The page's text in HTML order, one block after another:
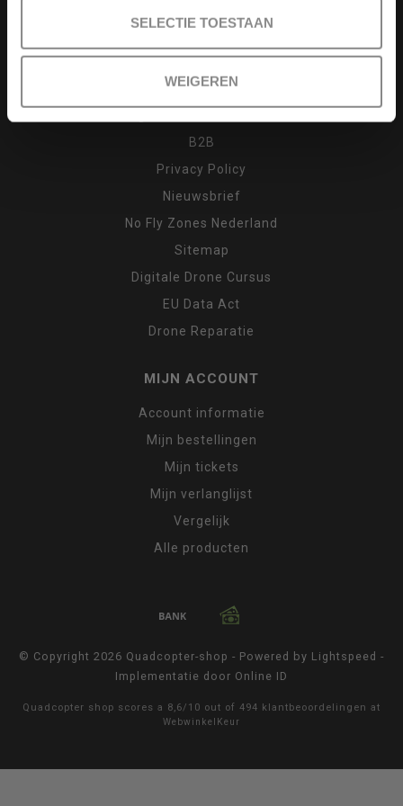
SELECTIE TOESTAAN
WEIGEREN
Inruilen
Retour
B2B
Privacy Policy
Nieuwsbrief
No Fly Zones Nederland
Sitemap
Digitale Drone Cursus
EU Data Act
Drone Reparatie
MIJN ACCOUNT
Account informatie
Mijn bestellingen
Mijn tickets
Mijn verlanglijst
Vergelijk
Alle producten
© Copyright 2026 Quadcopter-shop - Powered by Lightspeed -
Implementatie door Online ID
Quadcopter shop scores a 8,6/ 10 out of 494 klantbeoordelingen at
WebwinkelKeur